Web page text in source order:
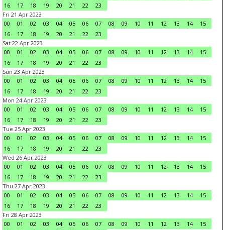
16
17 18 19 20 21 22
23
Fri 21 Apr 2023
00
01 02 03 04 05 06 07 08 09 10 11 12 13 14
15
16
17 18 19 20 21 22
23
Sat 22 Apr 2023
00
01 02 03 04 05 06 07 08 09 10 11 12 13 14
15
16
17 18 19 20 21 22
23
Sun 23 Apr 2023
00
01 02 03 04 05 06 07 08 09 10 11 12 13 14
15
16
17 18 19 20 21 22
23
Mon 24 Apr 2023
00
01 02 03 04 05 06 07 08 09 10 11 12 13 14
15
16
17 18 19 20 21 22
23
Tue 25 Apr 2023
00
01 02 03 04 05 06 07 08 09 10 11 12 13 14
15
16
17 18 19 20 21 22
23
Wed 26 Apr 2023
00
01 02 03 04 05 06 07 08 09 10 11 12 13 14
15
16
17 18 19 20 21 22
23
Thu 27 Apr 2023
00
01 02 03 04 05 06 07 08 09 10 11 12 13 14
15
16
17 18 19 20 21 22
23
Fri 28 Apr 2023
00
01 02 03 04 05 06 07 08 09 10 11 12 13 14
15